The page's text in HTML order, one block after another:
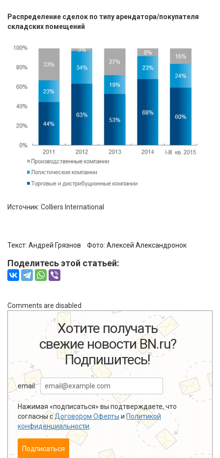
Распределение сделок по типу арендатора/покупателя
складских помещений
Источник: Colliers International
Текст: Андрей Грязнов Фото: Алексей Александронок
Поделитесь этой статьей:
Comments are disabled
Хотите получать
свежие новости BN.ru?
Подпишитесь!
email:
Нажимая «подписаться» вы подтверждаете, что
согласны сДоговором Оферты и Политикой
конфиденциальности.
Подписаться